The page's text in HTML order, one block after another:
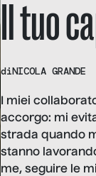
Il tuo
diNICOLA GRANDE
I miei
accorgo: mi
strada quando
stanno
me, seguire le